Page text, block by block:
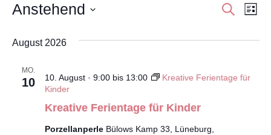
SucheListe
Anstehend
August 2026
MO.
10
Kreative Ferientage für Kinder
10. August · 9:00bis 13:00
Kreative Ferientage für
Kinder
Porzellanperle Bülows Kamp 33, Lüneburg,